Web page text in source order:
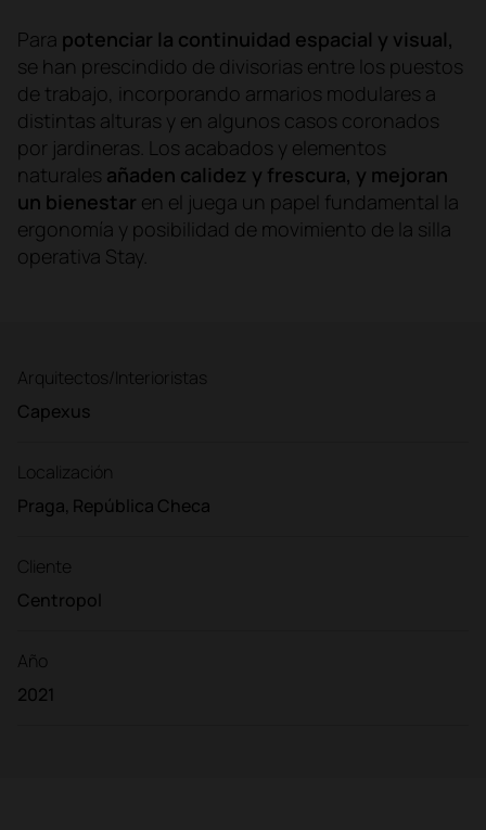
Para potenciar la continuidad espacial y visual,
se han prescindido de divisorias entre los puestos
de trabajo, incorporando armarios modulares a
distintas alturas y en algunos casos coronados
por jardineras. Los acabados y elementos
naturales añaden calidez y frescura, y mejoran
un bienestar en el juega un papel fundamental la
ergonomía y posibilidad de movimiento de la silla
operativa Stay.
Arquitectos/Interioristas
Capexus
Localización
Praga, República Checa
Cliente
Centropol
Año
2021